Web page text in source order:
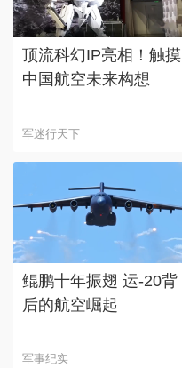
顶流科幻IP亮相！触摸
中国航空未来构想
军迷行天下
鲲鹏十年振翅 运-20背
后的航空崛起
军事纪实